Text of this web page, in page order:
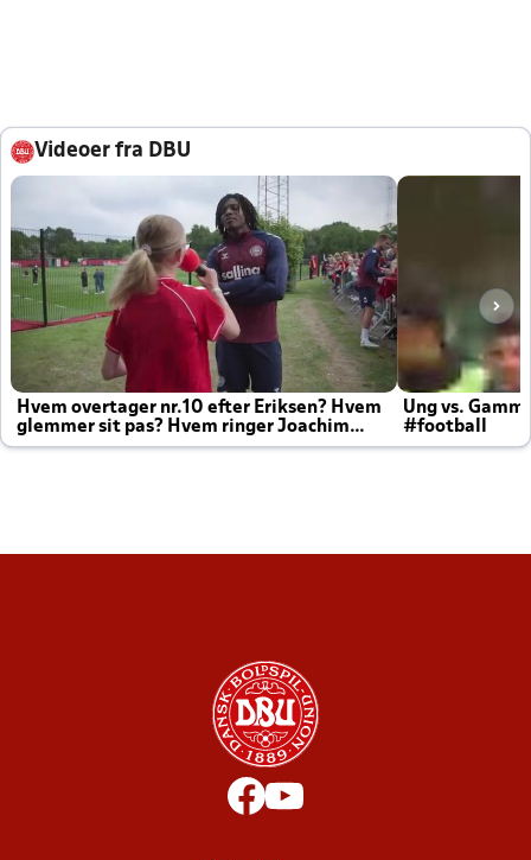
Videoer fra DBU
Hvem overtager nr.10 efter Eriksen? Hvem
glemmer sit pas? Hvem ringer Joachim
altid til efter kampe?
Ung vs.
#football